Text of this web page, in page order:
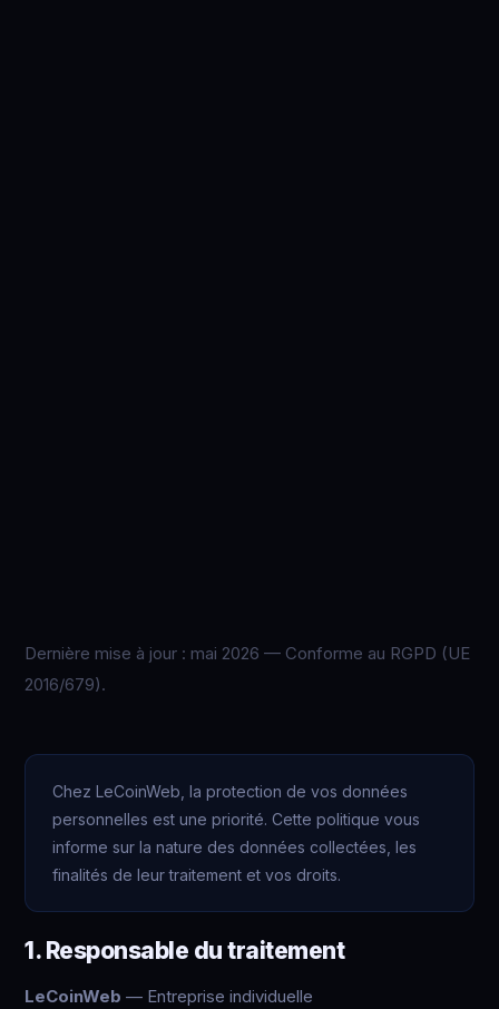
Dernière mise à jour : mai 2026 — Conforme au RGPD (UE
2016/679).
Chez LeCoinWeb, la protection de vos données
personnelles est une priorité. Cette politique vous
informe sur la nature des données collectées, les
finalités de leur traitement et vos droits.
1. Responsable du traitement
LeCoinWeb — Entreprise individuelle